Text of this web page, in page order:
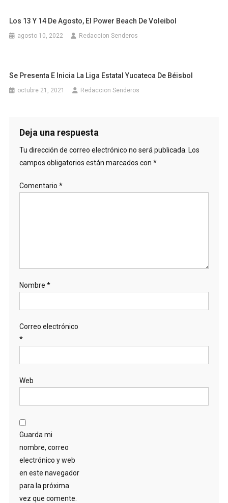
Los 13 Y 14 De Agosto, El Power Beach De Voleibol
agosto 10, 2022 Redaccion Senderos
Se Presenta E Inicia La Liga Estatal Yucateca De Béisbol
octubre 21, 2021 Redaccion Senderos
Deja una respuesta
Tu dirección de correo electrónico no será publicada. Los
campos obligatorios están marcados con *
Comentario *
Nombre *
Correo electrónico
*
Web
Guarda mi
nombre, correo
electrónico y web
en este navegador
para la próxima
vez que comente.